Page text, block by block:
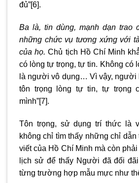
đủ”[6].
Ba là, tin dùng, mạnh dạn trao
những chức vụ tương xứng với
của họ.Chủ tịch Hồ Chí Minh
có lòng tự trọng, tự tin. Không có
là người vô dụng… Vì vậy, người
tôn trọng lòng tự tin, tự trọng
mình”[7].
Tôn trọng, sử dụng trí thức là
không chỉ tìm thấy những chỉ
viết của Hồ Chí Minh mà còn
lịch sử để thấy Người đã đối
từng trường hợp mẫu mực như